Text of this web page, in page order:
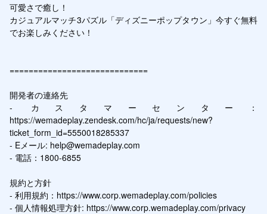
可愛さで癒し！
カジュアルマッチ3パズル「ディズニーポップタウン」今すぐ無料
でお楽しみください！
=============================
開発者の連絡先
- カスタマーセンター：
https://wemadeplay.zendesk.com/hc/ja/requests/new?
ticket_form_id=5550018285337
- Eメール: help@wemadeplay.com
- 電話：1800-6855
規約と方針
- 利用規約：https://www.corp.wemadeplay.com/policies
- 個人情報処理方針: https://www.corp.wemadeplay.com/privacy